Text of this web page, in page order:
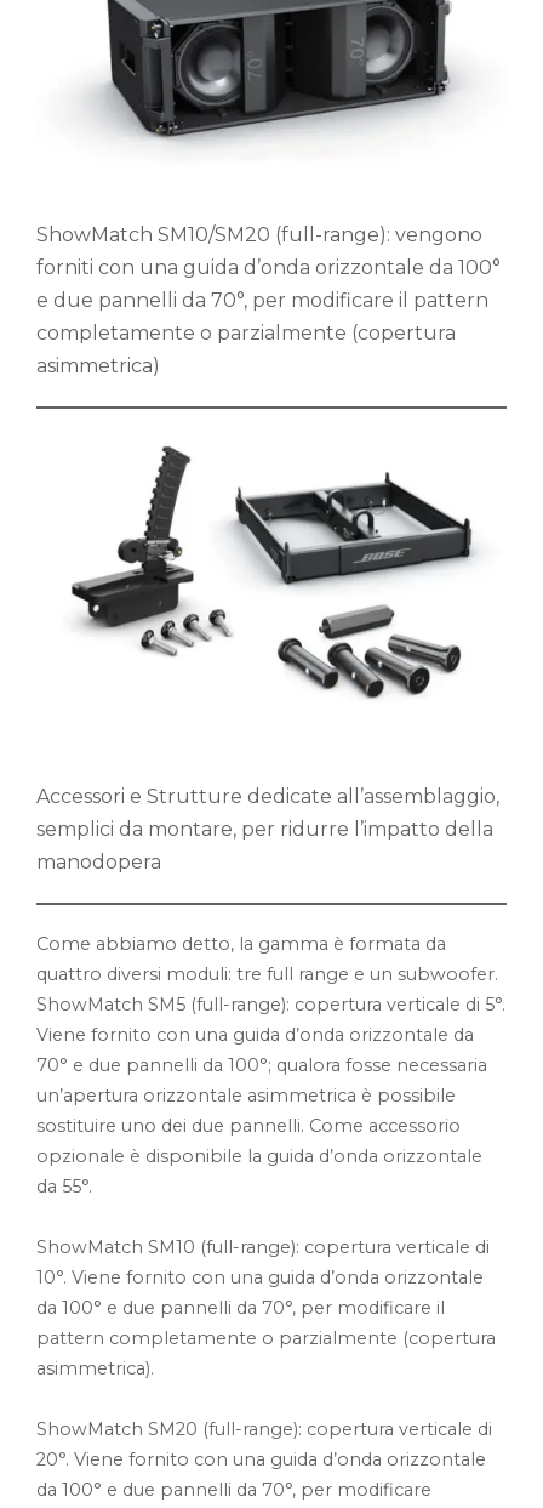
ShowMatch SM10/SM20 (full-range): vengono
forniti con una guida d’onda orizzontale da 100°
e due pannelli da 70°, per modificare il pattern
completamente o parzialmente (copertura
asimmetrica)
Accessori e Strutture dedicate all’assemblaggio,
semplici da montare, per ridurre l’impatto della
manodopera
Come abbiamo detto, la gamma è formata da
quattro diversi moduli: tre full range e un subwoofer.
ShowMatch SM5 (full-range): copertura verticale di 5°.
Viene fornito con una guida d’onda orizzontale da
70° e due pannelli da 100°; qualora fosse necessaria
un’apertura orizzontale asimmetrica è possibile
sostituire uno dei due pannelli. Come accessorio
opzionale è disponibile la guida d’onda orizzontale
da 55°.
ShowMatch SM10 (full-range): copertura verticale di
10°. Viene fornito con una guida d’onda orizzontale
da 100° e due pannelli da 70°, per modificare il
pattern completamente o parzialmente (copertura
asimmetrica).
ShowMatch SM20 (full-range): copertura verticale di
20°. Viene fornito con una guida d’onda orizzontale
da 100° e due pannelli da 70°, per modificare